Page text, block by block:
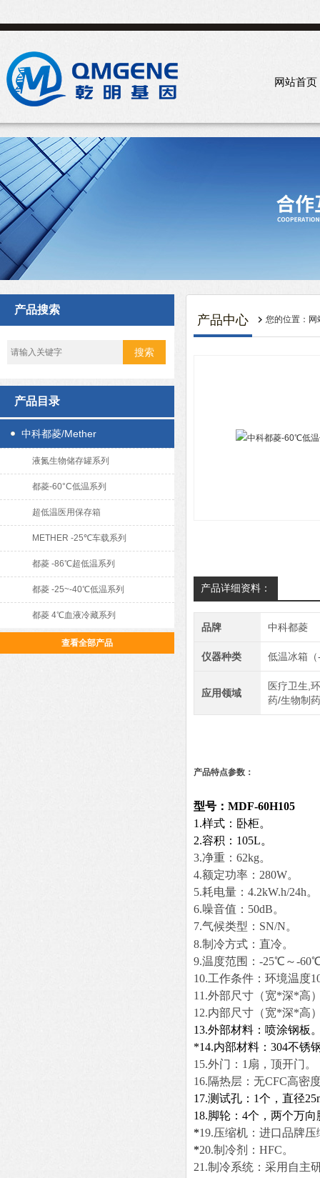
网站首页
产品搜索
产品目录
中科都菱/Mether
液氮生物储存罐系列
都菱-60°C低温系列
超低温医用保存箱
METHER -25℃车载系列
都菱 -86℃超低温系列
都菱 -25~-40℃低温系列
都菱 4℃血液冷藏系列
查看全部产品
产品中心 您的位置： 网
产品详细资料：
品牌 中科都菱
仪器种类 低温冰箱
应用领域
医疗卫生,
药/生物制
产品特点参数：
型号：MDF-60H105
1 .样式：卧柜。
2.容积： 105L。
3.净重： 62kg。
4.额定功率： 280W。
5.耗电量： 4.2kW.h/24h。
6.噪音值： 50dB。
7.气候类型： SN/N。
8.制冷方式 ：直冷。
9.温度范围： -25℃～-60
10.工作条件：环境温度
11 .外部尺寸（宽*深*高
12.内部尺寸（宽*深*高
13.外部材料：喷涂钢板
*14.内部材料：304不锈
1 5.外门：1扇，顶开门。
16.隔热层：无CFC高密
1 7.测试孔：1个，直径
18.脚轮：4个，两个万
*19.压缩机：进口品牌
*20.制冷剂：HFC。
21 .制冷系统： 采用自主